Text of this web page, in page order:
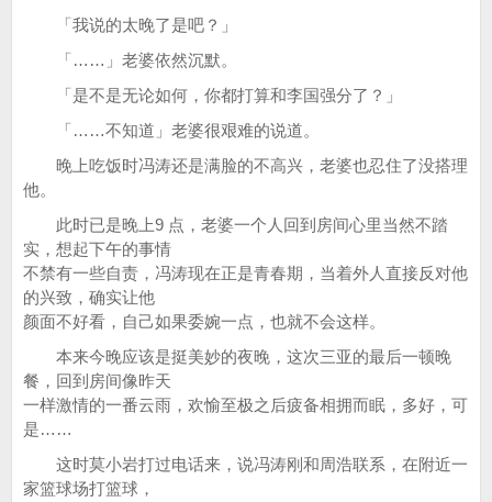
「我说的太晚了是吧？」
「……」老婆依然沉默。
「是不是无论如何，你都打算和李国强分了？」
「……不知道」老婆很艰难的说道。
晚上吃饭时冯涛还是满脸的不高兴，老婆也忍住了没搭理
他。
此时已是晚上9 点，老婆一个人回到房间心里当然不踏
实，想起下午的事情
不禁有一些自责，冯涛现在正是青春期，当着外人直接反对他
的兴致，确实让他
颜面不好看，自己如果委婉一点，也就不会这样。
本来今晚应该是挺美妙的夜晚，这次三亚的最后一顿晚
餐，回到房间像昨天
一样激情的一番云雨，欢愉至极之后疲备相拥而眠，多好，可
是……
这时莫小岩打过电话来，说冯涛刚和周浩联系，在附近一
家篮球场打篮球，